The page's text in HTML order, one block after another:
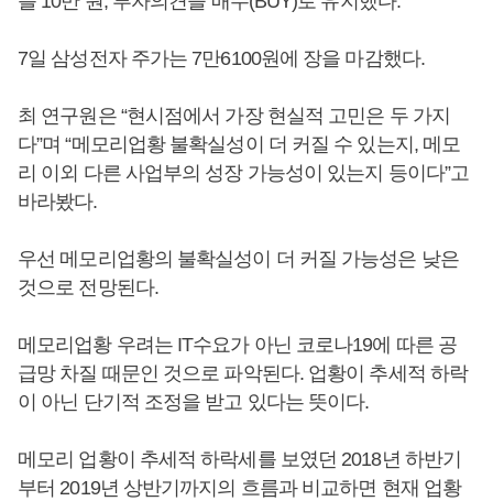
7일 삼성전자 주가는 7만6100원에 장을 마감했다.
최 연구원은 “현시점에서 가장 현실적 고민은 두 가지
다”며 “메모리업황 불확실성이 더 커질 수 있는지, 메모
리 이외 다른 사업부의 성장 가능성이 있는지 등이다”고
바라봤다.
우선 메모리업황의 불확실성이 더 커질 가능성은 낮은
것으로 전망된다.
메모리업황 우려는 IT수요가 아닌 코로나19에 따른 공
급망 차질 때문인 것으로 파악된다. 업황이 추세적 하락
이 아닌 단기적 조정을 받고 있다는 뜻이다.
메모리 업황이 추세적 하락세를 보였던 2018년 하반기
부터 2019년 상반기까지의 흐름과 비교하면 현재 업황